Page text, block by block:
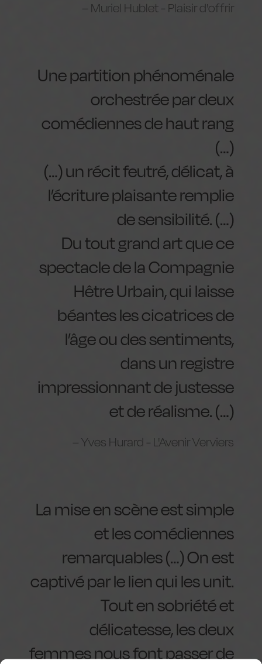
Muriel Hublet - Plaisir d'offrir
Une partition phénoménale
orchestrée par deux
comédiennes de haut rang
(…)
(…) un récit feutré, délicat, à
l’écriture plaisante remplie
de sensibilité. (…)
Du tout grand art que ce
spectacle de la Compagnie
Hêtre Urbain, qui laisse
béantes les cicatrices de
l’âge ou des sentiments,
dans un registre
impressionnant de justesse
et de réalisme. (…)
Yves Hurard - L'Avenir Verviers
La mise en scène est simple
et les comédiennes
remarquables (…) On est
captivé par le lien qui les unit.
Tout en sobriété et
délicatesse, les deux
femmes nous font passer de